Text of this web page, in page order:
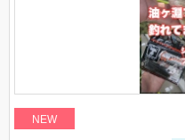
NEW